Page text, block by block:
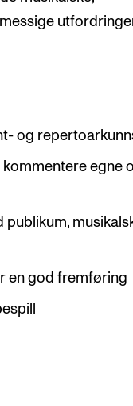
og
egne
publikum,
en god fremføring